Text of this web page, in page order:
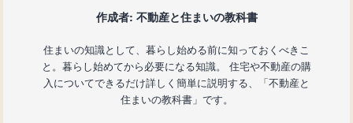
作成者: 不動産と住まいの教科書
住まいの知識として、暮らし始める前に知っておくべきこ
と。暮らし始めてから必要になる知識。 住宅や不動産の購
入についてできるだけ詳しく簡単に説明する、「不動産と
住まいの教科書」です。